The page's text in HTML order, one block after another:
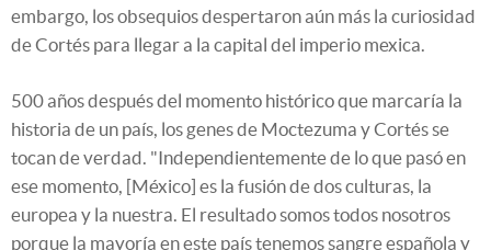
embargo, los obsequios despertaron aún más la curiosidad
de Cortés para llegar a la capital del imperio mexica.
500 años después del momento histórico que marcaría la
historia de un país, los genes de Moctezuma y Cortés se
tocan de verdad. "Independientemente de lo que pasó en
ese momento, [México] es la fusión de dos culturas, la
europea y la nuestra. El resultado somos todos nosotros
porque la mayoría en este país tenemos sangre española y